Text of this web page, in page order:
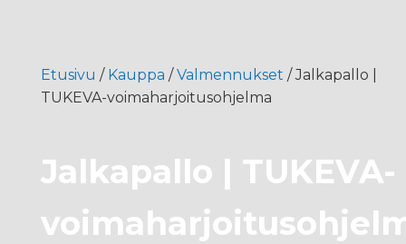
Etusivu / Kauppa /Valmennukset / Jalkapallo |
TUKEVA-voimaharjoitusohjelma
Jalkapallo | TUKEVA-